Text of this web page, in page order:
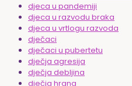
djeca u pandemiji
djeca u razvodu braka
djeca u vrtlogu razvoda
dječaci
dječaci u pubertetu
dječja agresija
dječja debljina
dječja hrana